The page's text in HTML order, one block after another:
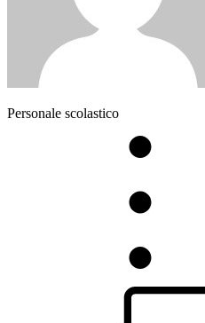
Personale scolastico